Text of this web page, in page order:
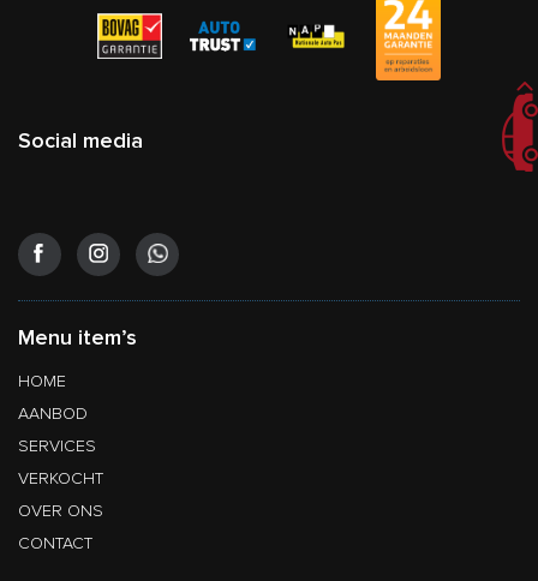
Social media
Menu item’s
HOME
AANBOD
SERVICES
VERKOCHT
OVER ONS
CONTACT